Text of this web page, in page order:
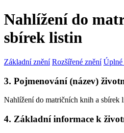
Nahlížení do
sbírek listin
Základní znění Rozšířené znění Úplné
3. Pojmenování (název)
Nahlížení do matričních knih a sbírek
4. Základní informace k